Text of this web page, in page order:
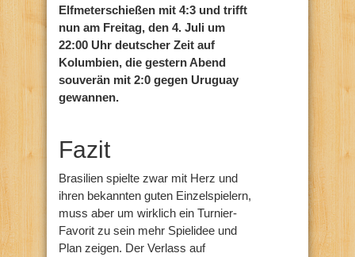
Elfmeterschießen mit 4:3 und trifft
nun am Freitag, den 4. Juli um
22:00 Uhr deutscher Zeit auf
Kolumbien, die gestern Abend
souverän mit 2:0 gegen Uruguay
gewannen.
Fazit
Brasilien spielte zwar mit Herz und
ihren bekannten guten Einzelspielern,
muss aber um wirklich ein Turnier-
Favorit zu sein mehr Spielidee und
Plan zeigen. Der Verlass auf